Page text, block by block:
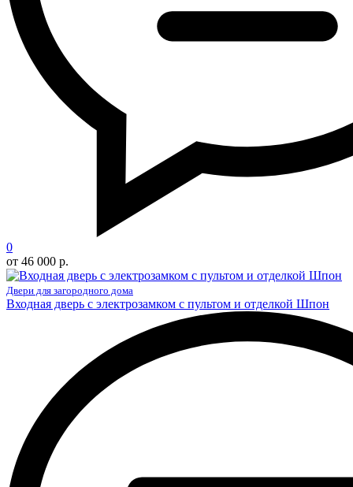
0
от 46 000 р.
Двери для загородного дома
Входная дверь с электрозамком с пультом и отделкой Шпон